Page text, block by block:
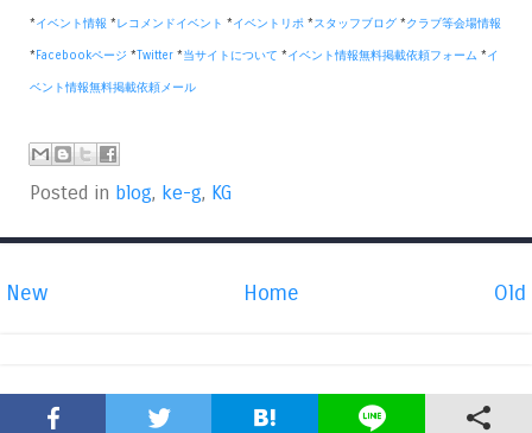
*イベント情報 * レコメンドイベント *イベントリポ *スタッフブログ *クラブ等会場情報
* Facebookページ * Twitter *当サイトについて *イベント情報無料掲載依頼フォーム *イ
ベント情報無料掲載依頼メール
Posted in blog, ke-g, KG
New Old
Home